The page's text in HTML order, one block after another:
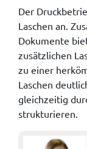
Der
Laschen an.
Dokumente
zusätzlichen
zu einer
Laschen
gleichzeitig
strukturieren.